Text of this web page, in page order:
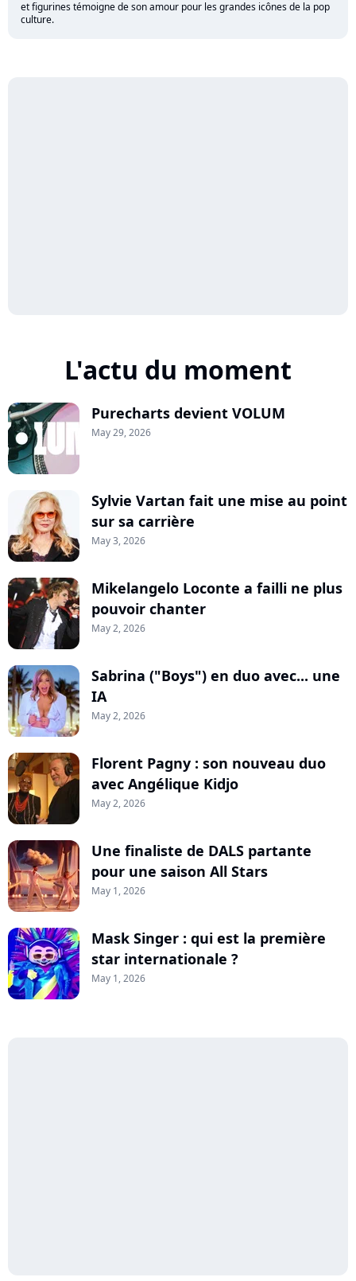
et figurines témoigne de son amour pour les grandes icônes de la pop
culture.
L'actu du moment
Purecharts devient VOLUM
May 29, 2026
Sylvie Vartan fait une mise au point
sur sa carrière
May 3, 2026
Mikelangelo Loconte a failli ne plus
pouvoir chanter
May 2, 2026
Sabrina ("Boys") en duo avec... une
IA
May 2, 2026
Florent Pagny : son nouveau duo
avec Angélique Kidjo
May 2, 2026
Une finaliste de DALS partante
pour une saison All Stars
May 1, 2026
Mask Singer : qui est la première
star internationale ?
May 1, 2026